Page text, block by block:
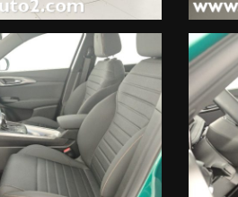
normalmente da garanzia di
fino a 84 mesi a tassi agevolati,
no scambi alla pari.
contattateci al nostro numero
mattino 8.30-12.30, pomeriggio
il giorno con i seguenti orari, 9.00-
19.30 Solo per conclusioni